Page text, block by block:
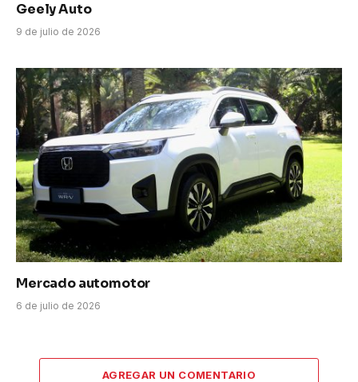
Geely Auto
9 de julio de 2026
Mercado automotor
6 de julio de 2026
AGREGAR UN COMENTARIO